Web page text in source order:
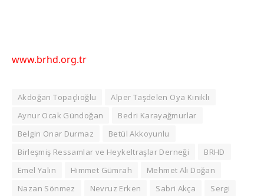
www.brhd.org.tr
Akdoğan Topaçlıoğlu
Alper Taşdelen Oya Kınıklı
Aynur Ocak Gündoğan
Bedri Karayağmurlar
Belgin Onar Durmaz
Betül Akkoyunlu
Birleşmiş Ressamlar ve Heykeltraşlar Derneği
BRHD
Emel Yalın
Himmet Gümrah
Mehmet Ali Doğan
Nazan Sönmez
Nevruz Erken Sabri Akça
Sergi